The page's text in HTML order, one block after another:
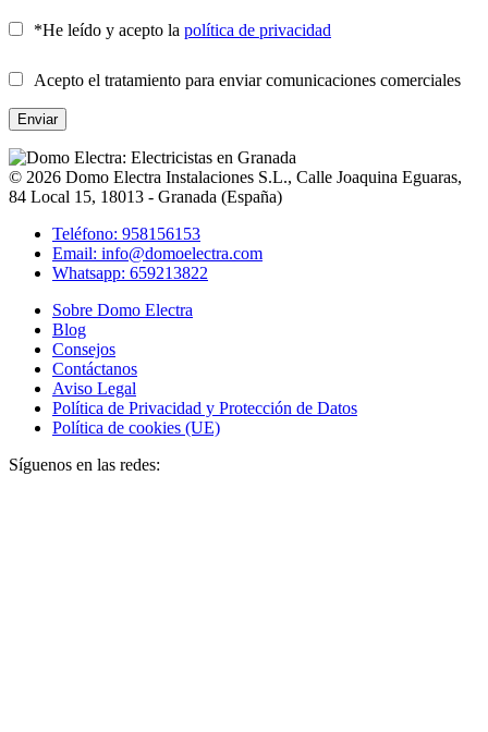
*He leído y acepto la política de privacidad
Acepto el tratamiento para enviar comunicaciones comerciales
© 2026 Domo Electra Instalaciones S.L., Calle Joaquina Eguaras,
84 Local 15, 18013 - Granada (España)
Teléfono: 958156153
Email: info@domoelectra.com
Whatsapp: 659213822
Sobre Domo Electra
Blog
Consejos
Contáctanos
Aviso Legal
Política de Privacidad y Protección de Datos
Política de cookies (UE)
Síguenos en las redes: